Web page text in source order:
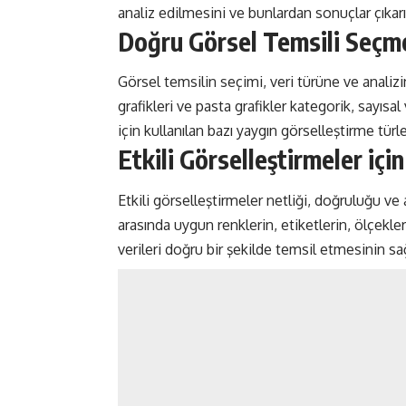
analiz edilmesini ve bunlardan sonuçlar
Doğru Görsel Temsili
Görsel temsilin seçimi, veri türüne ve analizin
grafikleri ve pasta grafikler kategorik,
için kullanılan bazı yaygın görselleştirme
Etkili Görselleştirmeler
Etkili görselleştirmeler netliği, doğruluğu ve
arasında uygun renklerin, etiketlerin,
verileri doğru bir şekilde temsil etmesinin